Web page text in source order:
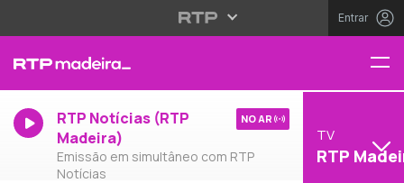
Entrar
RTP Notícias (RTP
Madeira)
Emissão em simultâneo com RTP
Notícias
NO AR
TV
RTP